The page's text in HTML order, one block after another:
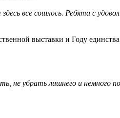
все сошлось. Ребята с
выставки и Году
не убрать лишнего и немного